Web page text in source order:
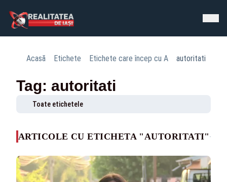
Acasă Etichete Etichete care încep cu A autoritati
Tag: autoritati
Toate etichetele
ARTICOLE CU ETICHETA "AUTORITATI"